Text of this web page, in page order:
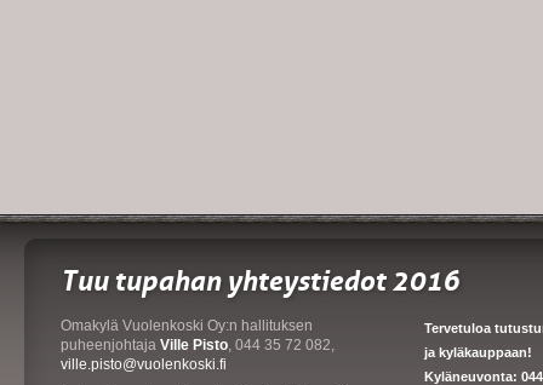
Tuu tupahan yhteystiedot 2016
Omakylä Vuolenkoski Oy:n hallituksen
puheenjohtaja Ville Pisto, 044 35 72 082,
ville.pisto@vuolenkoski.fi
Tervetuloa
ja kyläkauppaan!
Kyläneuvonta: 044